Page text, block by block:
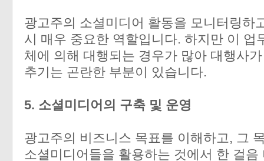
광고주의 소셜미디어 활동을 모니터링하
시 매우 중요한 역할입니다. 하지만 이 업
체에 의해 대행되는 경우가 많아 대행사
추기는 곤란한 부분이 있습니다.
5. 소셜미디어의 구축 및 운영
광고주의 비즈니스 목표를 이해하고, 그
소셜미디어들을 활용하는 것에서 한 걸